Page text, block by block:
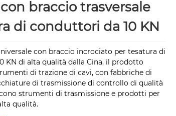
braccio trasversale
di conduttori da 10 KN
con braccio incrociato per tesatura di
KN di alta qualità dalla Cina, il prodotto
di trazione di cavi, con fabbriche di
di trasmissione di controllo di qualità
strumenti di trasmissione e prodotti per
qualità.